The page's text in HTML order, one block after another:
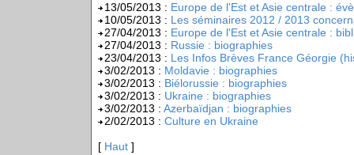
13/05/2013 : Europe de l'Est et Asie centrale :
10/05/2013 : Les séminaires 2012 / 2013
27/04/2013 : Europe de l'Est et Asie centrale :
27/04/2013 : Russie : biographies
23/04/2013 : Les Infos Brèves France Géorgie
3/02/2013 : Moldavie : biographies
3/02/2013 : Biélorussie : biographies
3/02/2013 : Ukraine : biographies
3/02/2013 : Azerbaïdjan : biographies
2/02/2013 : Culture en Ukraine
[ Haut ]